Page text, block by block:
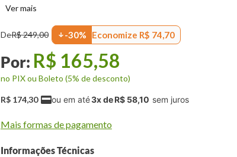
DeR$249,00 -30% Economize R$ 74,70
R$ 165,58
no PIX ou Boleto (5% de desconto)
R$ 174,30 3x deR$ 58,10
Mais formas de pagamento
Informações Técnicas